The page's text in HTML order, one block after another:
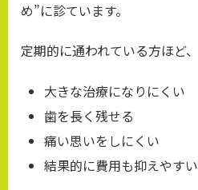
め”に診ています。
定期的に通われている方ほど、
大きな治療になりにくい
歯を長く残せる
痛い思いをしにくい
結果的に費用も抑えやすい